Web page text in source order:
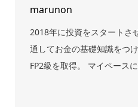
marunon
2018年に投資をスタートさ
通してお金の基礎知識をつ
FP2級を取得。 マイペース